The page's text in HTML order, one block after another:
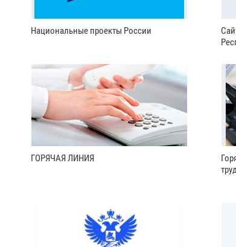
Национальные проекты России
ГОРЯЧАЯ ЛИНИЯ